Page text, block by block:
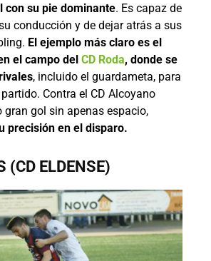
con su pie dominante. Es capaz de
conducción y de dejar atrás a sus
El ejemplo más claro es el
el campo del CD Roda, donde se
, incluido el guardameta, para
Contra el CD Alcoyano
gol sin apenas espacio,
precisión en el disparo.
(CD ELDENSE)